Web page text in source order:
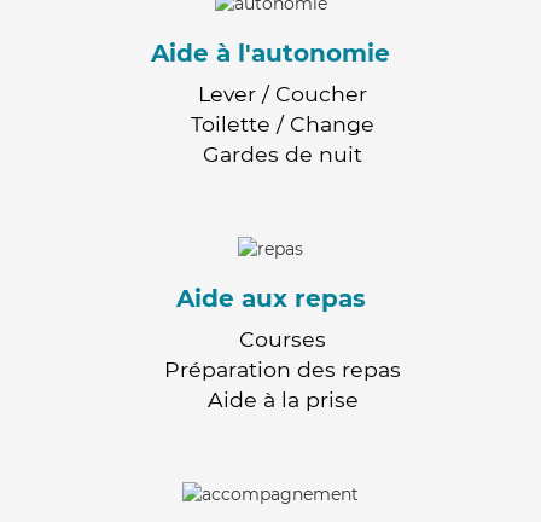
Aide à l'autonomie
Lever / Coucher
Toilette / Change
Gardes de nuit
Aide aux repas
Courses
Préparation des repas
Aide à la prise